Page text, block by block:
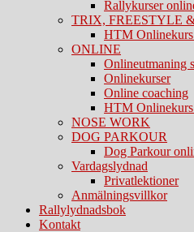
Rallykurser
TRIX, FREESTYLE
HTM
ONLINE
Onlineutmaning
Onlinekurser
Online coaching
HTM
NOSE WORK
DOG PARKOUR
Dog Parkour
Vardagslydnad
Privatlektioner
Anmälningsvillkor
Rallylydnadsbok
Kontakt